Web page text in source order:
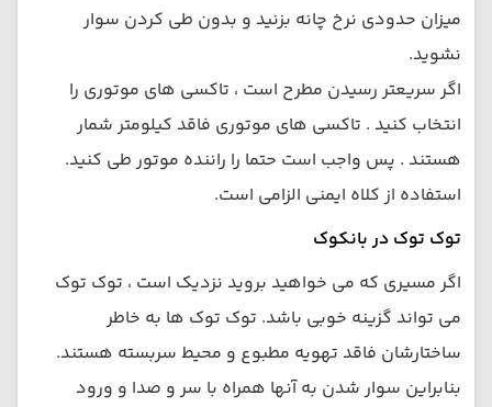
میزان حدودی نرخ چانه بزنید و بدون طی کردن سوار
نشوید.
اگر سریعتر رسیدن مطرح است ، تاکسی های موتوری را
انتخاب کنید . تاکسی های موتوری فاقد کیلومتر شمار
هستند . پس واجب است حتما را راننده موتور طی کنید.
استفاده از کلاه ایمنی الزامی است.
توک توک در بانکوک
اگر مسیری که می خواهید بروید نزدیک است ، توک توک
می تواند گزینه خوبی باشد. توک توک ها به خاطر
ساختارشان فاقد تهویه مطبوع و محیط سربسته هستند.
بنابراین سوار شدن به آنها همراه با سر و صدا و ورود